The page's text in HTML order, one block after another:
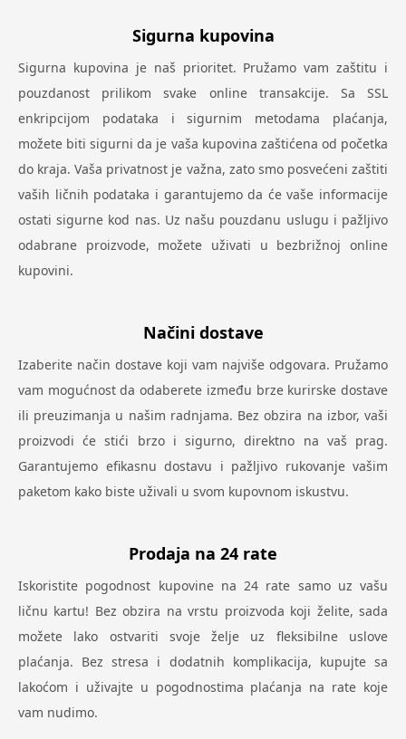
Sigurna kupovina
Sigurna kupovina je naš prioritet. Pružamo vam zaštitu i
pouzdanost prilikom svake online transakcije. Sa SSL
enkripcijom podataka i sigurnim metodama plaćanja,
možete biti sigurni da je vaša kupovina zaštićena od početka
do kraja. Vaša privatnost je važna, zato smo posvećeni zaštiti
vaših ličnih podataka i garantujemo da će vaše informacije
ostati sigurne kod nas. Uz našu pouzdanu uslugu i pažljivo
odabrane proizvode, možete uživati u bezbrižnoj online
kupovini.
Načini dostave
Izaberite način dostave koji vam najviše odgovara. Pružamo
vam mogućnost da odaberete između brze kurirske dostave
ili preuzimanja u našim radnjama. Bez obzira na izbor, vaši
proizvodi će stići brzo i sigurno, direktno na vaš prag.
Garantujemo efikasnu dostavu i pažljivo rukovanje vašim
paketom kako biste uživali u svom kupovnom iskustvu.
Prodaja na 24 rate
Iskoristite pogodnost kupovine na 24 rate samo uz vašu
ličnu kartu! Bez obzira na vrstu proizvoda koji želite, sada
možete lako ostvariti svoje želje uz fleksibilne uslove
plaćanja. Bez stresa i dodatnih komplikacija, kupujte sa
lakoćom i uživajte u pogodnostima plaćanja na rate koje
vam nudimo.